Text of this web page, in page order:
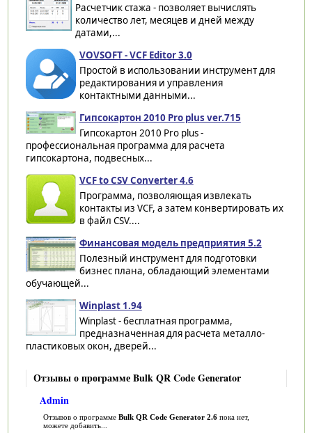
Расчетчик стажа - позволяет вычислять
количество лет, месяцев и дней между
датами,...
VOVSOFT - VCF Editor 3.0
Простой в использовании инструмент для
редактирования и управления
контактными данными...
Гипсокартон 2010 Pro plus ver.715
Гипсокартон 2010 Pro plus -
профессиональная программа для расчета
гипсокартона, подвесных...
VCF to CSV Converter 4.6
Программа, позволяющая извлекать
контакты из VCF, а затем конвертировать их
в файл CSV....
Финансовая модель предприятия 5.2
Полезный инструмент для подготовки
бизнес плана, обладающий элементами
обучающей...
Winplast 1.94
Winplast - бесплатная программа,
предназначенная для расчета металло-
пластиковых окон, дверей...
Отзывы о программе Bulk QR Code Generator
Admin
Отзывов о программе Bulk QR Code Generator 2.6пока нет,
можете добавить...